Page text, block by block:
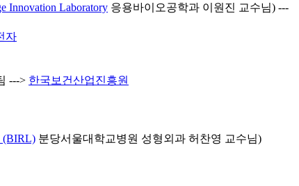
Innovation Laboratory 응용바이오공학과 이원진 교수님) ---
자
---> 한국보건산업진흥원
(BIRL) 분당서울대학교병원 성형외과 허찬영 교수님)